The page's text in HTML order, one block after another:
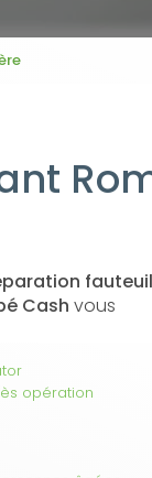
fauteuil
Cash vous
opération